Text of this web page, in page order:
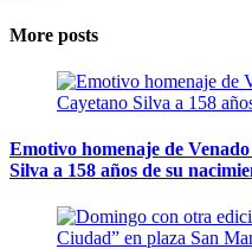
More posts
Emotivo homenaje de
Silva a 158 años de su